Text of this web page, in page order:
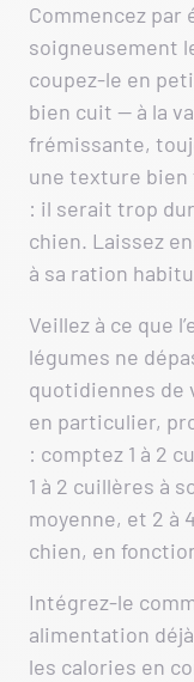
Commencez
soigneusement
coupez-le en
bien cuit — à la
frémissante,
une texture bien
: il serait trop
chien. Laissez
à sa ration
Veillez à ce que
légumes ne
quotidiennes de
en particulier,
: comptez 1 à 2
1 à 2 cuillères à
moyenne, et 2 à
chien, en
Intégrez-le
alimentation
les calories en